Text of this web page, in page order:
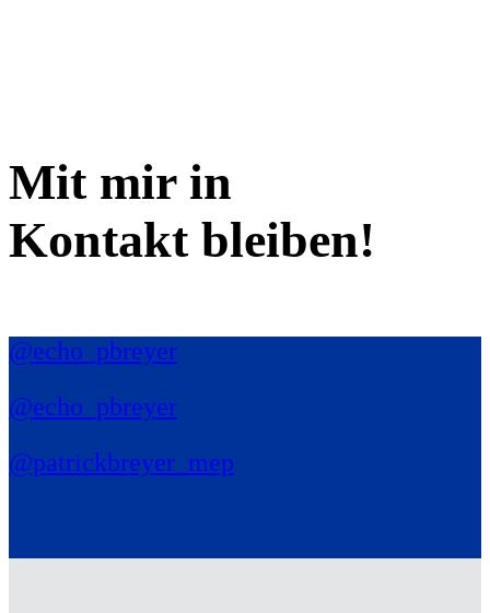
Mit mir in
Kontakt bleiben!
@echo_pbreyer
@echo_pbreyer
@patrickbreyer_mep